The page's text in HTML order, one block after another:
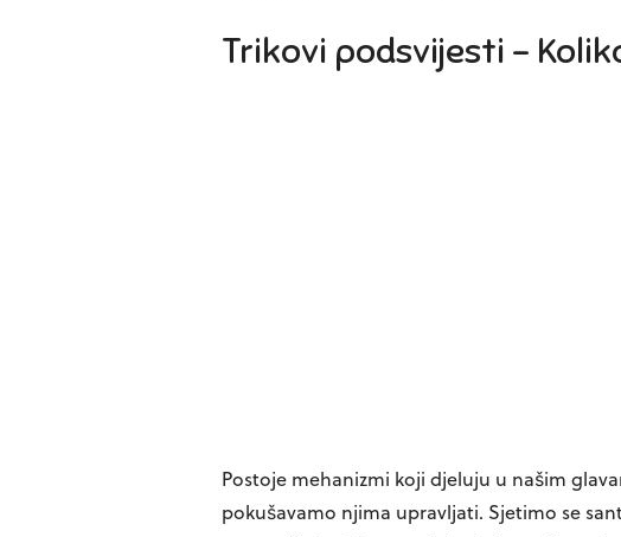
Trikovi podsvijesti –
Postoje mehanizmi koji djeluju u našim
pokušavamo njima upravljati. Sjetimo se